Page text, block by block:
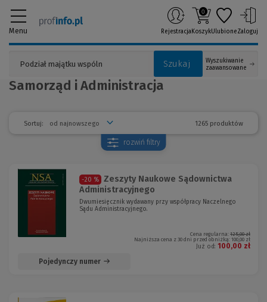
Menu
Szukaj
Wyszukiwanie
zaawansowane
Rejestracja
0
KoszykUlubioneZaloguj
Samorząd i Administracja
Sortuj: 1265 produktów
rozwiń filtry
-20 %
Zeszyty Naukowe Sądownictwa
Administracyjnego
Dwumiesięcznik wydawany przy współpracy Naczelnego
Sądu Administracyjnego.
Cena regularna: 125,00 zł
Najniższa cena z 30 dni przed obniżką: 100,00 zł
Już od: 100,00 zł
Pojedynczy numer